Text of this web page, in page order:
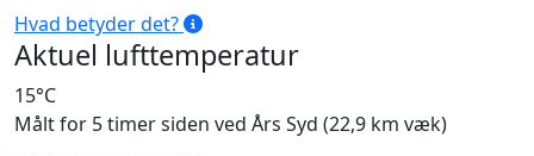
Hvad betyder det?
Aktuel lufttemperatur
15°C
Målt for 5 timer siden ved Års Syd (22,9 km væk)